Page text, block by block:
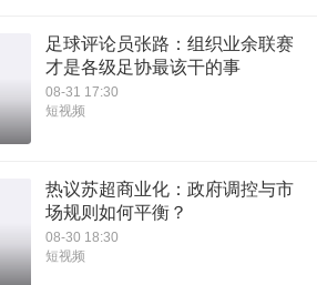
足球评论员张路：组织业余联赛
才是各级足协最该干的事
08-31 17:30
短视频
热议苏超商业化：政府调控与市
场规则如何平衡？
08-30 18:30
短视频